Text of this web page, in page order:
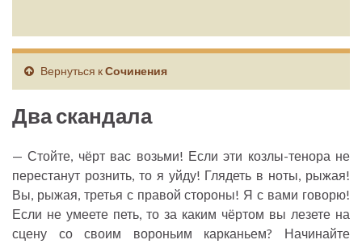
Вернуться кСочинения
Два скандала
— Стойте, чёрт вас возьми! Если эти козлы-тенора не
перестанут рознить, то я уйду! Глядеть в ноты, рыжая!
Вы, рыжая, третья с правой стороны! Я с вами говорю!
Если не умеете петь, то за каким чёртом вы лезете на
сцену со своим вороньим карканьем? Начинайте